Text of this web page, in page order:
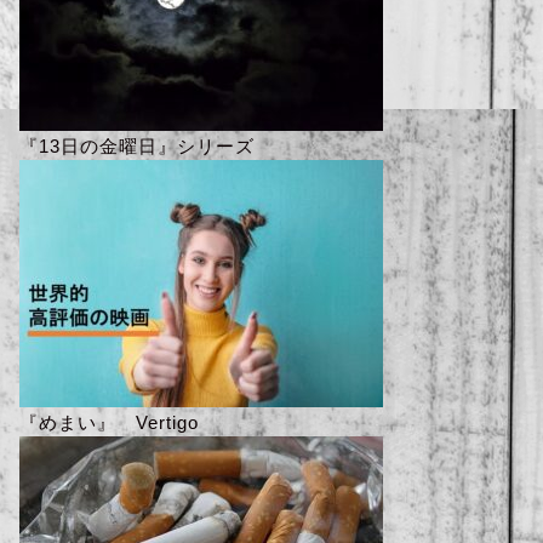
『13日の金曜日』シリーズ
『めまい』 Vertigo